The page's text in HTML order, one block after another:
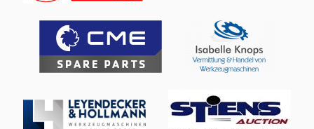
Afmetingen (incl. veiligheidszone): ca. 2500 x 2700 x 1950
mm Lakering: RAL 6011 resedagroen Digitale uitlezing: 3-
assig HEIDENHAIN Toebehoren: Centrale smering, KSS-bak,
extra toebehoren op aanvraag